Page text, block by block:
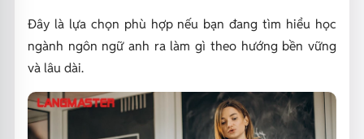
Đây là lựa chọn phù hợp nếu bạn đang tìm hiểu học
ngành ngôn ngữ anh ra làm gì theo hướng bền vững
và lâu dài.